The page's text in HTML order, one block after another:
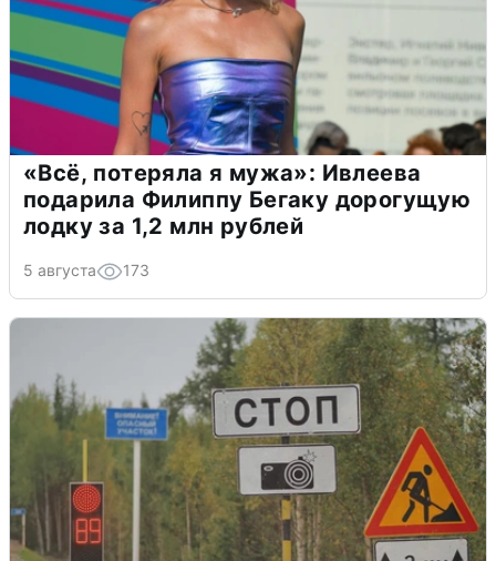
«Всё, потеряла я мужа»: Ивлеева
подарила Филиппу Бегаку дорогущую
лодку за 1,2 млн рублей
5 августа 173